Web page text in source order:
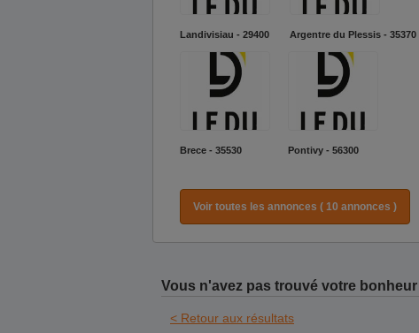
Landivisiau - 29400 Argentre du Plessis - 35370
Brece - 35530 Pontivy - 56300
Voir toutes les annonces ( 10 annonces )
Vous n'avez pas trouvé votre bonheur
< Retour aux résultats